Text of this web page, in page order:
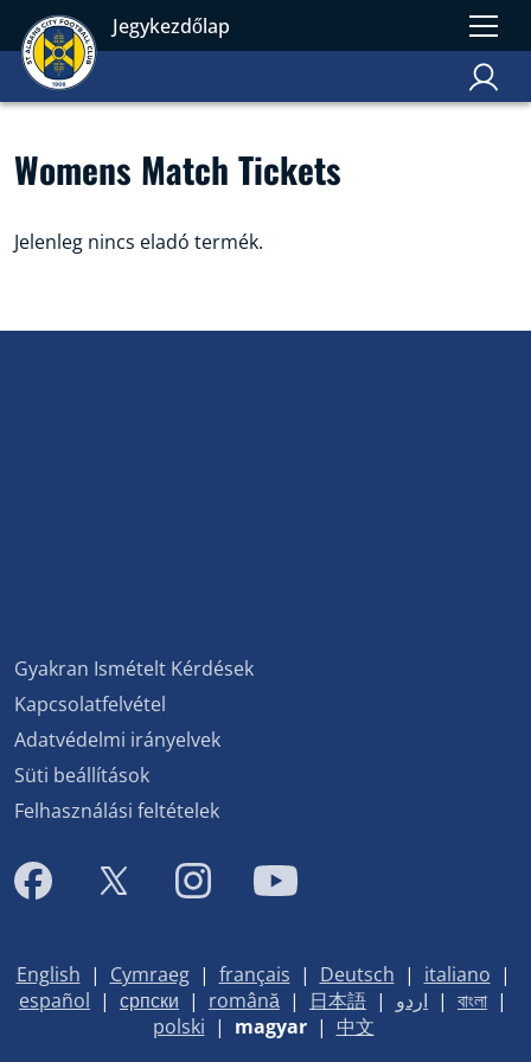
Jegykezdőlap
Womens Match Tickets
Jelenleg nincs eladó termék.
Gyakran Ismételt Kérdések
Kapcsolatfelvétel
Adatvédelmi irányelvek
Süti beállítások
Felhasználási feltételek
English | Cymraeg| français | Deutsch | italiano |
español | српски | română | 日本語 | اردو | বাংলা |
polski | magyar| 中文